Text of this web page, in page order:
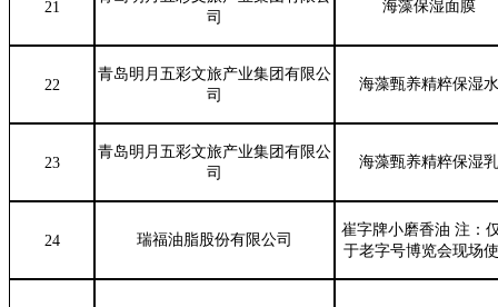
21
司
海藻保湿面膜
22
青岛明月五彩文旅产业集团有限公
司
海藻甄养精粹保湿水
23
青岛明月五彩文旅产业集团有限公
司
海藻甄养精粹保湿乳
24 瑞福油脂股份有限公司
崔字牌小磨香油 注：
于老字号博览会现场